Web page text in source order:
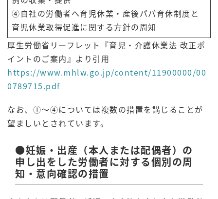
④自社の労働者へ育児休業・産後パパ育休制度と
育児休業取得促進に関する方針の周知
厚生労働省リーフレット『育児・介護休業法 改正ポ
イントのご案内』より引用
https://www.mhlw.go.jp/content/11900000/00
0789715.pdf
なお、①～④については複数の措置を講じることが
望ましいとされています。
●妊娠・出産（本人または配偶者）の
申し出をした労働者に対する個別の周
知・意向確認の措置